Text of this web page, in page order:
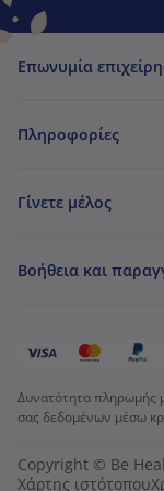
Επωνυμία
Πληροφορίες
Γίνετε μέλος
Βοήθεια και
Δυνατότητα πληρωμής
σας δεδομένων μέσω
Copyright © Be
Χάρτης ιστότοπου